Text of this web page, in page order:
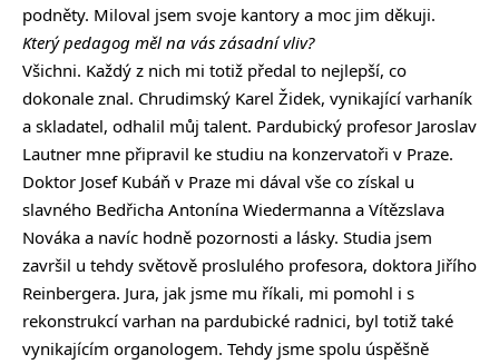
podněty. Miloval jsem svoje kantory a moc jim děkuji.
Který pedagog měl na vás zásadní vliv?
Všichni. Každý z nich mi totiž předal to nejlepší, co
dokonale znal. Chrudimský Karel Židek, vynikající varhaník
a skladatel, odhalil můj talent. Pardubický profesor Jaroslav
Lautner mne připravil ke studiu na konzervatoři v Praze.
Doktor Josef Kubáň v Praze mi dával vše co získal u
slavného Bedřicha Antonína Wiedermanna a Vítězslava
Nováka a navíc hodně pozornosti a lásky. Studia jsem
završil u tehdy světově proslulého profesora, doktora Jiřího
Reinbergera. Jura, jak jsme mu říkali, mi pomohl i s
rekonstrukcí varhan na pardubické radnici, byl totiž také
vynikajícím organologem. Tehdy jsme spolu úspěšně